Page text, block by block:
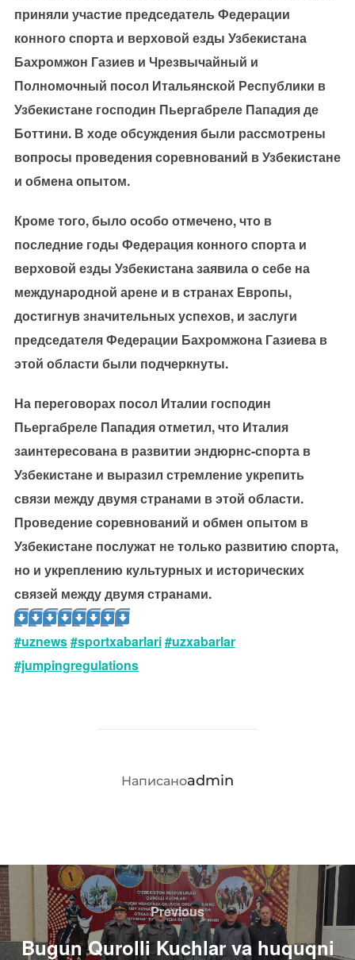
приняли участие председатель Федерации
конного спорта и верховой езды Узбекистана
Бахромжон Газиев и Чрезвычайный и
Полномочный посол Итальянской Республики в
Узбекистане господин Пьергабреле Пападия де
Боттини. В ходе обсуждения были рассмотрены
вопросы проведения соревнований в Узбекистане
и обмена опытом.
Кроме того, было особо отмечено, что в
последние годы Федерация конного спорта и
верховой езды Узбекистана заявила о себе на
международной арене и в странах Европы,
достигнув значительных успехов, и заслуги
председателя Федерации Бахромжона Газиева в
этой области были подчеркнуты.
На переговорах посол Италии господин
Пьергабреле Пападия отметил, что Италия
заинтересована в развитии эндюрнс-спорта в
Узбекистане и выразил стремление укрепить
связи между двумя странами в этой области.
Проведение соревнований и обмен опытом в
Узбекистане послужат не только развитию спорта,
но и укреплению культурных и исторических
связей между двумя странами.
#uznews#sportxabarlari#uzxabarlar
#jumpingregulations
АВТОР ЗАПИСИ
Написаноadmin
Навигация
по
записям
Previous
Previous
Bugun Qurolli Kuchlar va huquqni